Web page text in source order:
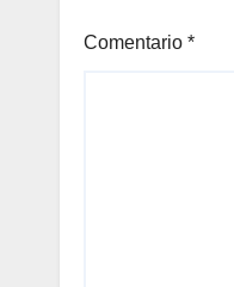
Comentario *